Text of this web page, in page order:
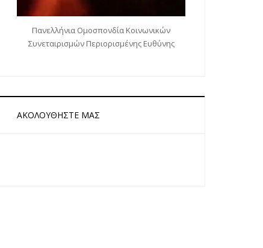
Πανελλήνια Ομοσπονδία Κοινωνικών
Συνεταιρισμών Περιορισμένης Ευθύνης
ΑΚΟΛΟΥΘΉΣΤΕ ΜΑΣ